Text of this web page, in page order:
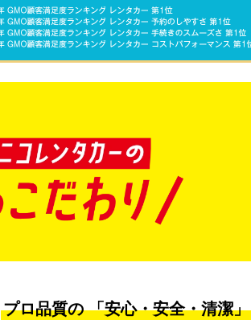
プロ品質の 「安心・安全・清潔」